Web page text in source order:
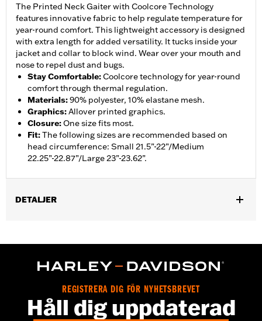
The Printed Neck Gaiter with Coolcore Technology
features innovative fabric to help regulate temperature for
year-round comfort. This lightweight accessory is designed
with extra length for added versatility. It tucks inside your
jacket and collar to block wind. Wear over your mouth and
nose to repel dust and bugs.
Stay Comfortable:Coolcore technology for year-round
comfort through thermal regulation.
Materials:90% polyester, 10% elastane mesh.
Graphics:Allover printed graphics.
Closure:One size fits most.
Fit:The following sizes are recommended based on
head circumference: Small 21.5”-22”/Medium
22.25”-22.87”/Large 23”-23.62”.
DETALJER
Collection:Genuine Motorclothes
WARRANTY:90 day limited warranty – Go to www.h-
d.com/warrantyfor full details
Technology:Coolcore
Shop To Be:
REGISTRERA DIG FÖR NYHETSBREVET
Håll dig uppdaterad